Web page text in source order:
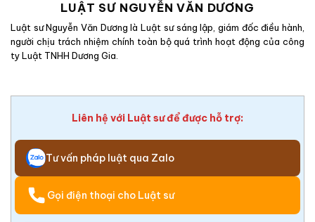
LUẬT SƯ NGUYỄN VĂN DƯƠNG
Luật sư Nguyễn Văn Dương là Luật sư sáng lập, giám đốc điều hành,
người chịu trách nhiệm chính toàn bộ quá trình hoạt động của công
ty Luật TNHH Dương Gia.
Liên hệ với Luật sư để được hỗ trợ:
Tư vấn pháp luật qua Zalo
Gọi điện thoại cho Luật sư